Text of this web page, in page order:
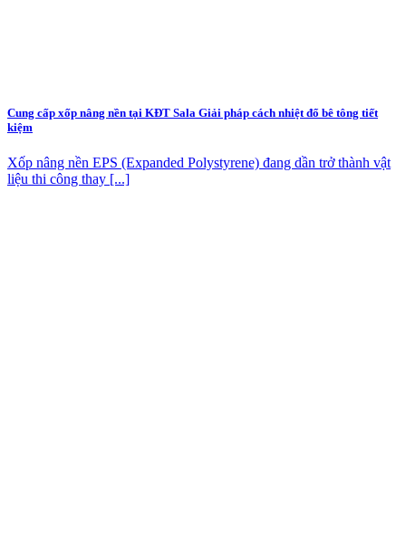
Cung cấp xốp nâng nền tại KĐT Sala Giải pháp cách nhiệt đổ bê tông tiết
kiệm
Xốp nâng nền EPS (Expanded Polystyrene) đang dần trở thành vật
liệu thi công thay [...]